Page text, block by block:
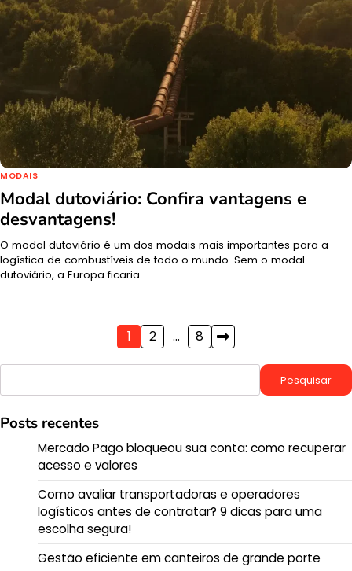
MODAIS
Modal dutoviário: Confira vantagens e
desvantagens!
O modal dutoviário é um dos modais mais importantes para a
logística de combustíveis de todo o mundo. Sem o modal
dutoviário, a Europa ficaria…
de
posts
1 2 …
8
Pesquisar
Posts recentes
Mercado Pago bloqueou sua conta: como recuperar
acesso e valores
Como avaliar transportadoras e operadores
logísticos antes de contratar? 9 dicas para uma
escolha segura!
Gestão eficiente em canteiros de grande porte